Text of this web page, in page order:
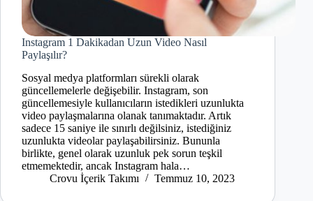
Instagram 1 Dakikadan Uzun Video Nasıl
Paylaşılır?
Sosyal medya platformları sürekli olarak
güncellemelerle değişebilir. Instagram, son
güncellemesiyle kullanıcıların istedikleri uzunlukta
video paylaşmalarına olanak tanımaktadır. Artık
sadece 15 saniye ile sınırlı değilsiniz, istediğiniz
uzunlukta videolar paylaşabilirsiniz. Bununla
birlikte, genel olarak uzunluk pek sorun teşkil
etmemektedir, ancak Instagram hala…
Crovu İçerik Takımı
Temmuz 10, 2023